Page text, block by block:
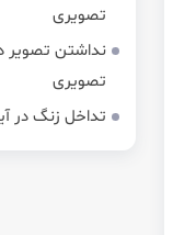
تصویری
نداشتن تصویر
تصویری
تداخل زنگ در